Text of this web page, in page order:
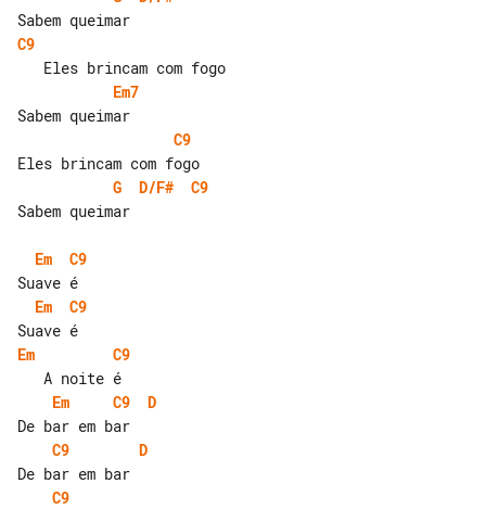
C9
Em7
C9
G
D/F#
C9
Sabem queimar
Em
C9
Em
C9
Em
C9
Em
C9
D
C9
D
C9